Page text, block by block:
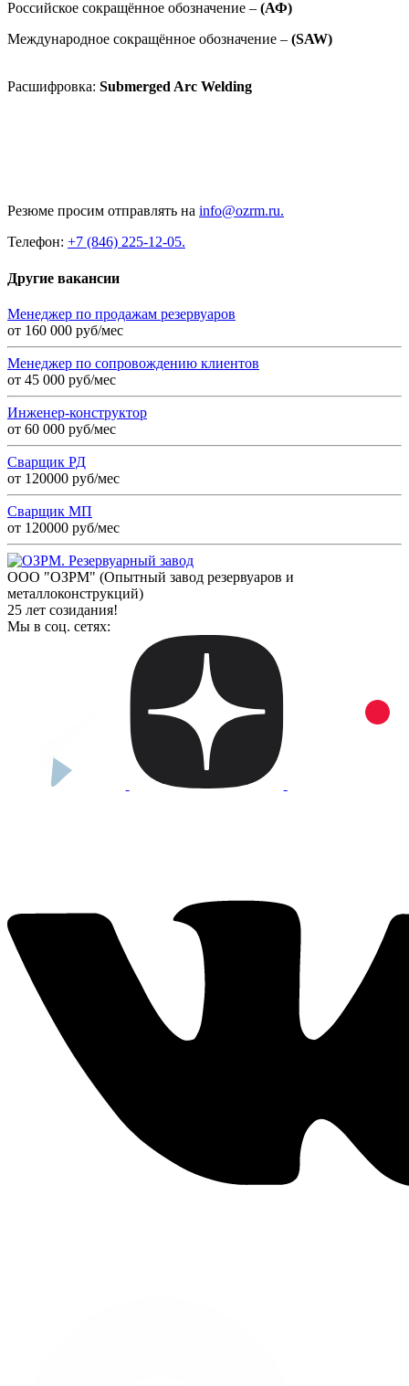
Российское сокращённое обозначение – (АФ)
Международное сокращённое обозначение – (SAW)
Расшифровка: Submerged Arc Welding
Резюме просим отправлять на info@ozrm.ru.
Телефон: +7 (846) 225-12-05.
Другие вакансии
Менеджер по продажам резервуаров
от 160 000 руб/мес
Менеджер по сопровождению клиентов
от 45 000 руб/мес
Инженер-конструктор
от 60 000 руб/мес
Сварщик РД
от 120000 руб/мес
Сварщик МП
от 120000 руб/мес
ООО "ОЗРМ" (Опытный завод резервуаров и
металлоконструкций)
25 лет созидания!
Мы в соц. сетях: